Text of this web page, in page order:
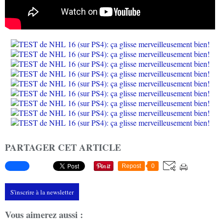
PARTAGER CET ARTICLE
Repost 0
S'inscrire à la newsletter
Vous aimerez aussi :